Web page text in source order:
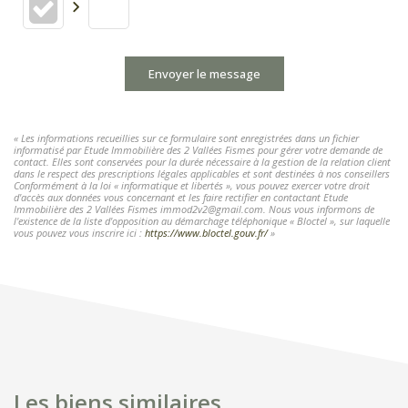
Envoyer le message
« Les informations recueillies sur ce formulaire sont enregistrées dans un fichier
informatisé par Etude Immobilière des 2 Vallées Fismes pour gérer votre demande de
contact. Elles sont conservées pour la durée nécessaire à la gestion de la relation client
dans le respect des prescriptions légales applicables et sont destinées à nos conseillers
Conformément à la loi « informatique et libertés », vous pouvez exercer votre droit
d'accès aux données vous concernant et les faire rectifier en contactant Etude
Immobilière des 2 Vallées Fismes immod2v2@gmail.com. Nous vous informons de
l'existence de la liste d'opposition au démarchage téléphonique « Bloctel », sur laquelle
vous pouvez vous inscrire ici : https://www.bloctel.gouv.fr/»
Les biens similaires